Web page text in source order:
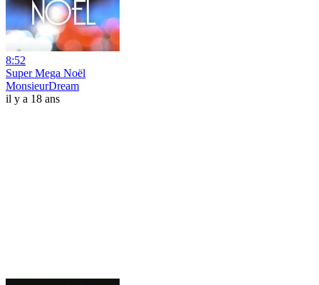
8:52
Super Mega Noël
MonsieurDream
il y a 18 ans